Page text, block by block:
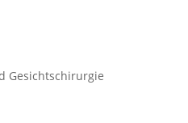
Gesichtschirurgie